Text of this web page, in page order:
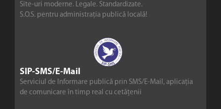
Site-uri moderne. Legale. Standardizate.
S.O.S. pentru administrația publică locală!
SIP-SMS/E-Mail
Serviciul de Informare publică prin SMS/E-Mail, aplicația
de comunicare în timp real cu cetățenii